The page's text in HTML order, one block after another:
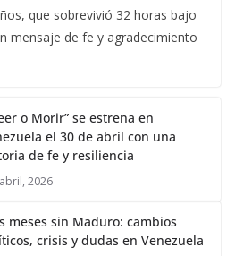
que sobrevivió 32 horas bajo
mensaje de fe y agradecimiento
o Morir” se estrena en
el 30 de abril con una
de fe y resiliencia
2026
meses sin Maduro: cambios
crisis y dudas en Venezuela